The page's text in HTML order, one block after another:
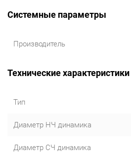
Системные параметры
Производитель
Технические характеристики
Тип
Диаметр НЧ динамика
Диаметр СЧ динамика